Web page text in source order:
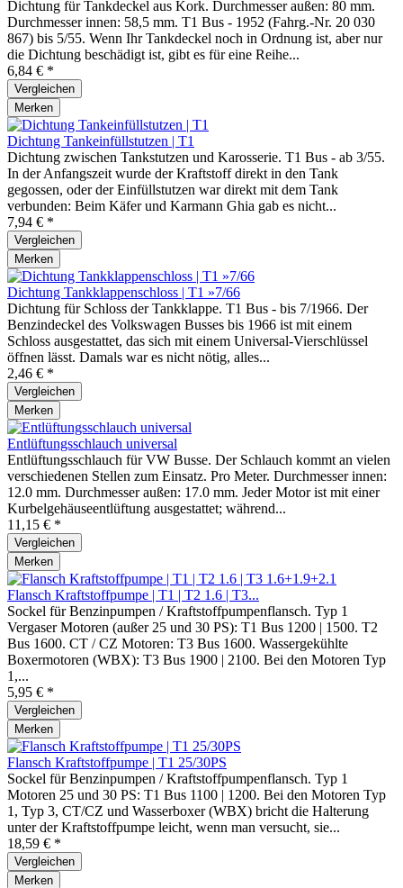
Dichtung für Tankdeckel aus Kork. Durchmesser außen: 80 mm.
Durchmesser innen: 58,5 mm. T1 Bus - 1952 (Fahrg.-Nr. 20 030
867) bis 5/55. Wenn Ihr Tankdeckel noch in Ordnung ist, aber nur
die Dichtung beschädigt ist, gibt es für eine Reihe...
6,84 € *
Vergleichen
Merken
Dichtung Tankeinfüllstutzen | T1
Dichtung zwischen Tankstutzen und Karosserie. T1 Bus - ab 3/55.
In der Anfangszeit wurde der Kraftstoff direkt in den Tank
gegossen, oder der Einfüllstutzen war direkt mit dem Tank
verbunden: Beim Käfer und Karmann Ghia gab es nicht...
7,94 € *
Vergleichen
Merken
Dichtung Tankklappenschloss | T1 »7/66
Dichtung für Schloss der Tankklappe. T1 Bus - bis 7/1966. Der
Benzindeckel des Volkswagen Busses bis 1966 ist mit einem
Schloss ausgestattet, das sich mit einem Universal-Vierschlüssel
öffnen lässt. Damals war es nicht nötig, alles...
2,46 € *
Vergleichen
Merken
Entlüftungsschlauch universal
Entlüftungsschlauch für VW Busse. Der Schlauch kommt an vielen
verschiedenen Stellen zum Einsatz. Pro Meter. Durchmesser innen:
12.0 mm. Durchmesser außen: 17.0 mm. Jeder Motor ist mit einer
Kurbelgehäuseentlüftung ausgestattet; während...
11,15 € *
Vergleichen
Merken
Flansch Kraftstoffpumpe | T1 | T2 1.6 | T3...
Sockel für Benzinpumpen / Kraftstoffpumpenflansch. Typ 1
Vergaser Motoren (außer 25 und 30 PS): T1 Bus 1200 | 1500. T2
Bus 1600. CT / CZ Motoren: T3 Bus 1600. Wassergekühlte
Boxermotoren (WBX): T3 Bus 1900 | 2100. Bei den Motoren Typ
1,...
5,95 € *
Vergleichen
Merken
Flansch Kraftstoffpumpe | T1 25/30PS
Sockel für Benzinpumpen / Kraftstoffpumpenflansch. Typ 1
Motoren 25 und 30 PS: T1 Bus 1100 | 1200. Bei den Motoren Typ
1, Typ 3, CT/CZ und Wasserboxer (WBX) bricht die Halterung
unter der Kraftstoffpumpe leicht, wenn man versucht, sie...
18,59 € *
Vergleichen
Merken